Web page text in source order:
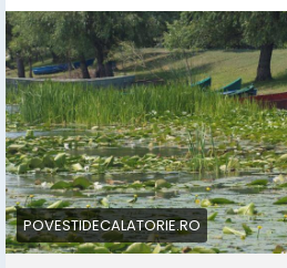
POVESTIDECALATORIE.RO